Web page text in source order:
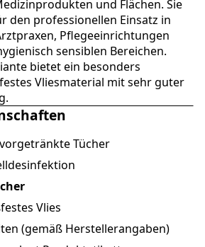
und Flächen. Sie
den professionellen Einsatz in
Pflegeeinrichtungen
sensiblen Bereichen.
bietet ein besonders
Vliesmaterial mit sehr guter
Tücher
Vlies
(gemäß Herstellerangaben)